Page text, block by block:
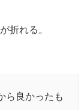
折れる。
ら良かったも